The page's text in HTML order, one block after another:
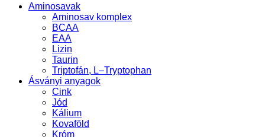
Aminosavak
Aminosav komplex
BCAA
EAA
Lizin
Taurin
Triptofán, L–Tryptophan
Ásványi anyagok
Cink
Jód
Kálium
Kovaföld
Króm